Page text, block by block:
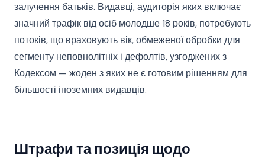
залучення батьків. Видавці, аудиторія яких включає
значний трафік від осіб молодше 18 років, потребують
потоків, що враховують вік, обмеженої обробки для
сегменту неповнолітніх і дефолтів, узгоджених з
Кодексом — жоден з яких не є готовим рішенням для
більшості іноземних видавців.
Штрафи та позиція щодо